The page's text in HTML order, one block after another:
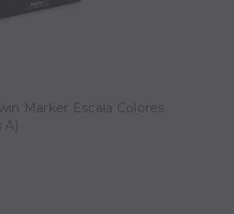
Marker Escala Colores
A)